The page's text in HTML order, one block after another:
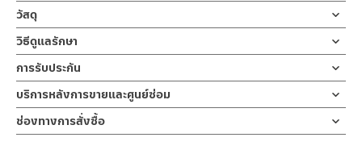
สายน้ำดี สายน้ำดีสแตนเลสถัก ขนาด 40 ซม. / 15.74 นิ้ว ผลิตจากส
แตนเลส 304 ถัก ข้อต่อผลิตจากสแตนเลสเกรด 304 ขนาดมาตราฐาน
สามารถใส่กับข้อต่อขนาด 1/2 ” ตามมาตราฐานสากล มาพร้อมประ
เก็นยาง 2 วง
สายน้ำดี ใช้ต่อจากวาล์วเปิด-ปิดน้ำ ไปยังอุปกรณ์ต่างๆ เช่นเครื่อง
สุขภัณฑ์ ก๊อกอ่างล้างหน้า ก๊อกซิ้งค์ล้างจาน เครื่องทำน้ำร้อน เครื่องทำ
น้ำอุ่น เครื่องซักผ้า ทนความร้อน ได้ถึง 100 องศา ทนแรงดันน้ำสูง ถึง
วัสดุ
ตัวสาย
ผลิตจากสแตนเลส 304 ถัก
ข้อต่อ
ผลิตจากทองเหลือง
วิธีดูแลรักษา
คำแนะนำในการดูแลรักษาผลิตภัณฑ์
1. ไม่ทำสินค้าให้เกิดความเสียหายอื่น ๆ นอกจากการใช้งานปกติ เช่นไม่
ทำตก ไม่งัดหรือโยกสินค้าแรงๆ
2. ทำความสะอาดสินค้าโดยการใช้ผ้านุ่มๆชุบน้ำหมาดๆแล้วเช็ดให้แห้ง
3. ห้ามใช้สารเคมีที่มีฤทธิ์เป็นกรด ในการทำความสะอาด เนื่องจากผิว
การรับประกัน
รับประกันสายไม่รั่ว 10 ปี
บริการหลังการขายและศูนย์ซ่อม
ช่องทางออนไลน์
– Email: contact@charnpaiboon.com
ช่องทางการสั่งซื้อ